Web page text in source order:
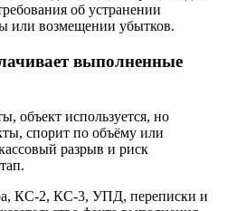
об устранении
или возмещении убытков.
выполненные
объект используется, но
спорит по объёму или
разрыв и риск
КС-2, КС-3, УПД, переписки и